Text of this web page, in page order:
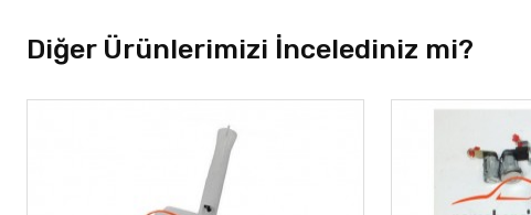
Diğer Ürünlerimizi İncelediniz mi?